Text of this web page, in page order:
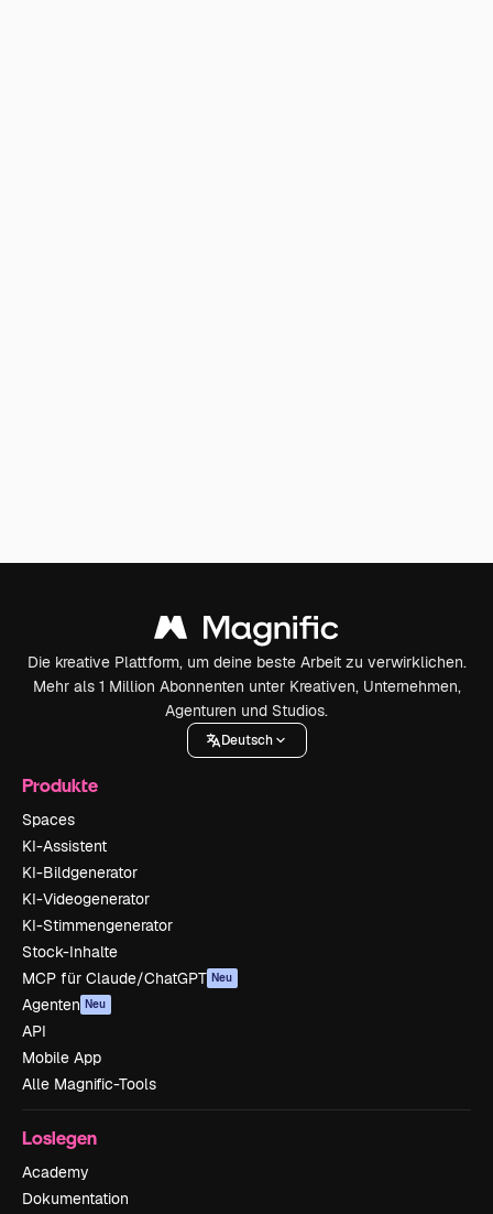
Die kreative Plattform, um deine beste Arbeit zu verwirklichen.
Mehr als 1 Million Abonnenten unter Kreativen, Unternehmen,
Agenturen und Studios.
Deutsch
Produkte
Spaces
KI-Assistent
KI-Bildgenerator
KI-Videogenerator
KI-Stimmengenerator
Stock-Inhalte
MCP für Claude/ChatGPT Neu
Agenten Neu
API
Mobile App
Alle Magnific-Tools
Loslegen
Academy
Dokumentation